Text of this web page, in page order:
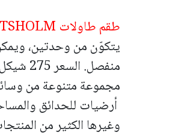
طقم طاولات GRYTSHOLM
يتكوّن من وحدتين،
منفصل. السعر 275 شيكل (بدلاً من 345 شيكل).
مجموعة متنوعة من
أرضيات للحدائق
وغيرها الكثير من